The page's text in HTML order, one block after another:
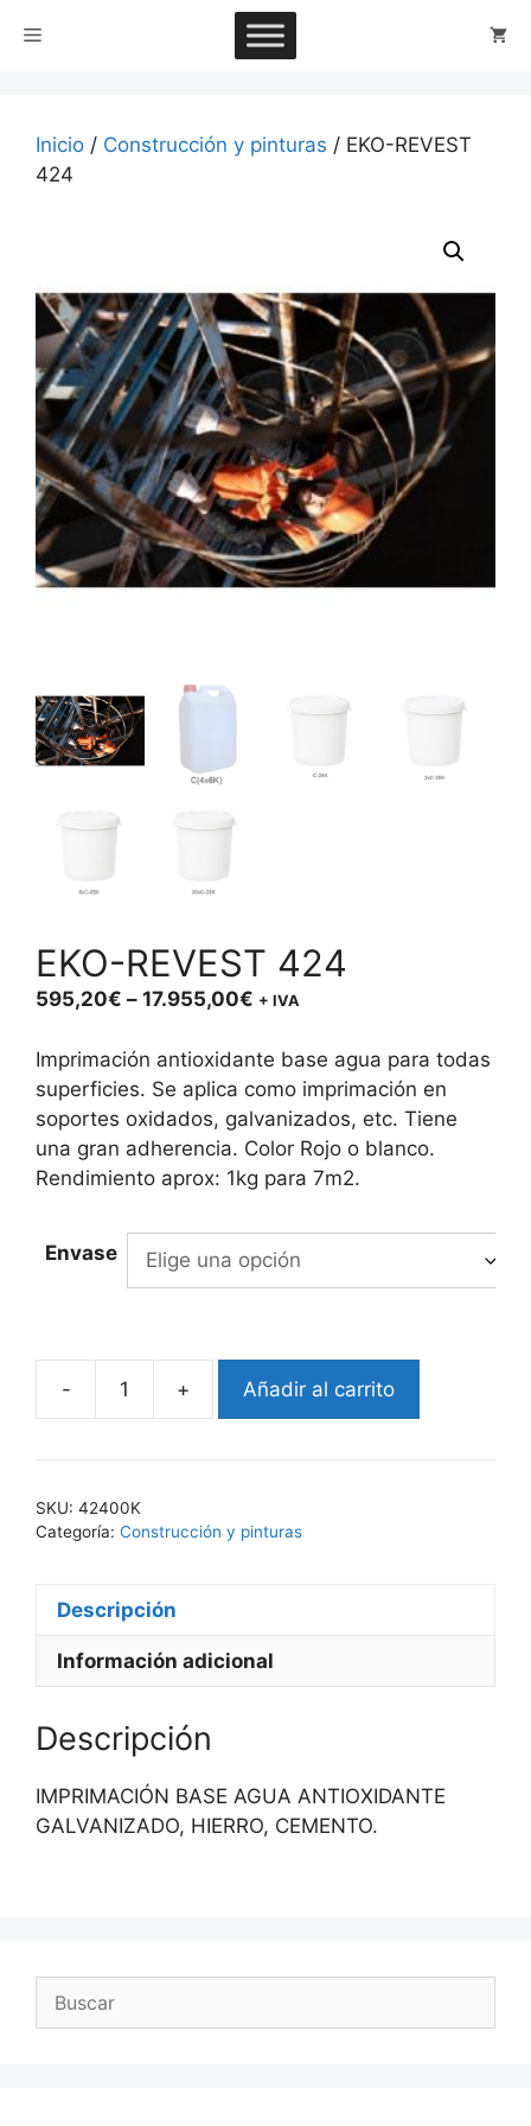
Menú
Inicio / Construcción y pinturas / EKO-REVEST
424
EKO-REVEST 424
595,20€ – 17.955,00€ Price
595,20€
through
17.955,00€
+ IVA
Imprimación antioxidante base agua para todas
superficies. Se aplica como imprimación en
soportes oxidados, galvanizados, etc. Tiene
una gran adherencia. Color Rojo o blanco.
Rendimiento aprox: 1kg para 7m2.
Envase
-
EKO-
424
+ Añadir al carrito
SKU: 42400K
Categoría: Construcción y pinturas
Descripción
Información adicional
Descripción
IMPRIMACIÓN BASE AGUA ANTIOXIDANTE
GALVANIZADO, HIERRO, CEMENTO.